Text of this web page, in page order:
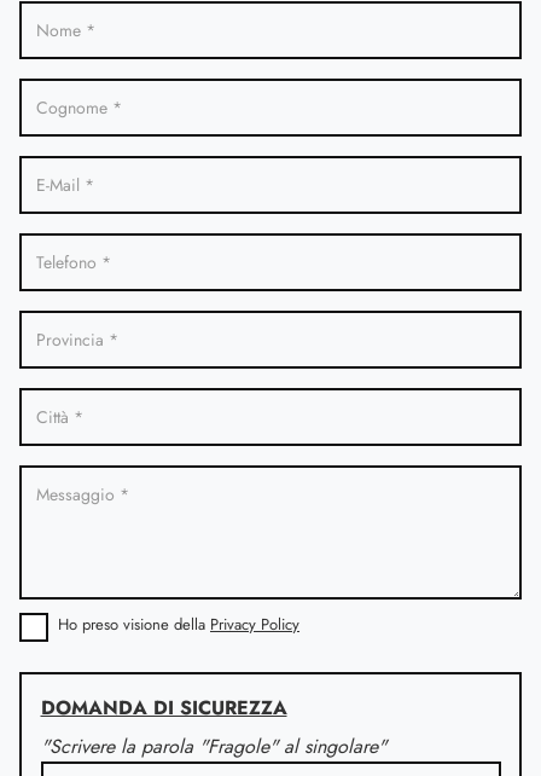
Ho preso visione della Privacy Policy
DOMANDA DI SICUREZZA
"Scrivere la parola "Fragole" al singolare"